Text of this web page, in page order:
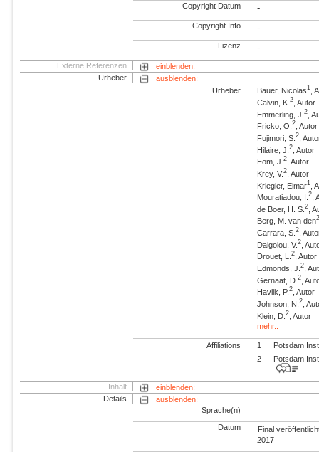
Copyright Datum -
Copyright Info -
Lizenz -
Externe Referenzen
einblenden:
Urheber
ausblenden:
Urheber
Bauer, Nicolas1 ,
Calvin, K.2 , Autor
Emmerling, J.2 ,
Fricko, O.2 , Autor
Fujimori, S.2 ,
Hilaire, J.2 , Autor
Eom, J.2 , Autor
Krey, V.2 , Autor
Kriegler, Elmar1
,
Mouratiadou, I.2 ,
de Boer, H. S.2 ,
Berg, M. van den
Carrara, S.2 ,
Daigolou, V.2 ,
Drouet, L.2 , Autor
Edmonds, J.2 ,
Gernaat, D.2 ,
Havlik, P.2 , Autor
Johnson, N.2 ,
Klein, D.2 , Autor
mehr..
Affiliations 1
Potsdam
2
Potsdam
Inhalt
einblenden:
Details
ausblenden:
Sprache(n)
Datum
Final
2017